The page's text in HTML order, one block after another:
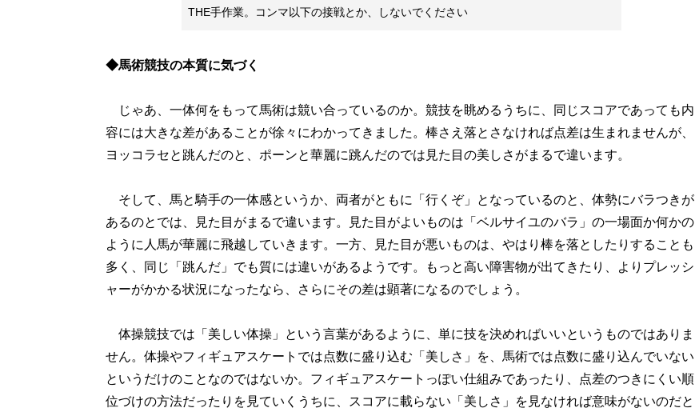
THE手作業。コンマ以下の接戦とか、しないでください
◆馬術競技の本質に気づく
じゃあ、一体何をもって馬術は競い合っているのか。競技を眺めるうちに、同じスコアであっても内
容には大きな差があることが徐々にわかってきました。棒さえ落とさなければ点差は生まれませんが、
ヨッコラセと跳んだのと、ポーンと華麗に跳んだのでは見た目の美しさがまるで違います。
そして、馬と騎手の一体感というか、両者がともに「行くぞ」となっているのと、体勢にバラつきが
あるのとでは、見た目がまるで違います。見た目がよいものは「ベルサイユのバラ」の一場面か何かの
ように人馬が華麗に飛越していきます。一方、見た目が悪いものは、やはり棒を落としたりすることも
多く、同じ「跳んだ」でも質には違いがあるようです。もっと高い障害物が出てきたり、よりプレッシ
ャーがかかる状況になったなら、さらにその差は顕著になるのでしょう。
体操競技では「美しい体操」という言葉があるように、単に技を決めればいいというものではありま
せん。体操やフィギュアスケートでは点数に盛り込む「美しさ」を、馬術では点数に盛り込んでいない
というだけのことなのではないか。フィギュアスケートっぽい仕組みであったり、点差のつきにくい順
位づけの方法だったりを見ていくうちに、スコアに載らない「美しさ」を見なければ意味がないのだと